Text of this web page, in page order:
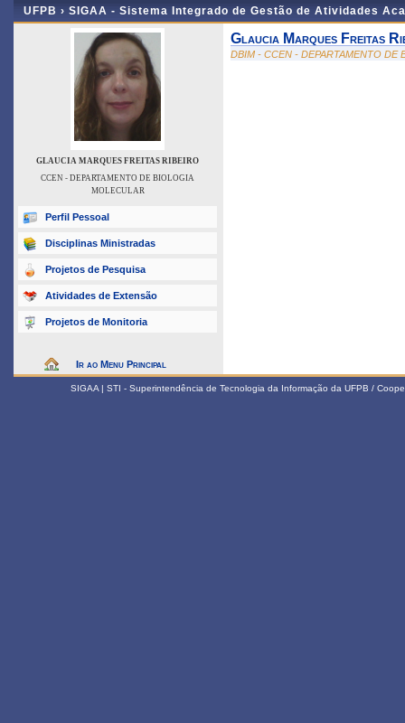
UFPB › SIGAA - Sistema Integrado de Gestão de Atividades
GLAUCIA MARQUES FREITAS RIBEIRO
CCEN - DEPARTAMENTO DE BIOLOGIA
MOLECULAR
Perfil Pessoal
Disciplinas Ministradas
Projetos de Pesquisa
Atividades de Extensão
Projetos de Monitoria
Ir ao Menu Principal
Glaucia Marques Freitas
DBIM - CCEN - DEPARTAMENTO DE
SIGAA | STI - Superintendência de Tecnologia da Informação da UFPB /